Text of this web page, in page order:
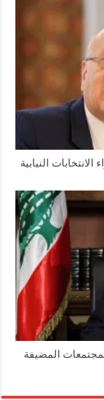
النيابية
المضيفة